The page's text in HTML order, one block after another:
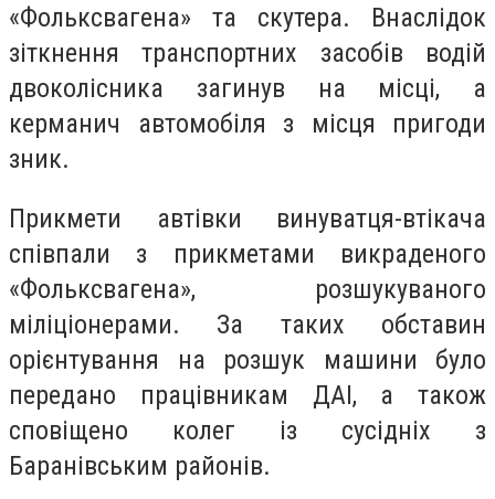
«Фольксвагена» та скутера. Внаслідок
зіткнення транспортних засобів водій
двоколісника загинув на місці, а
керманич автомобіля з місця пригоди
зник.
Прикмети автівки винуватця-втікача
співпали з прикметами викраденого
«Фольксвагена», розшукуваного
міліціонерами. За таких обставин
орієнтування на розшук машини було
передано працівникам ДАІ, а також
сповіщено колег із сусідніх з
Баранівським районів.